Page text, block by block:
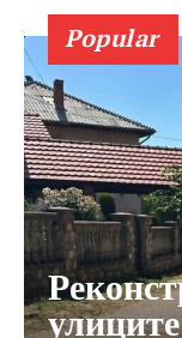
Popular